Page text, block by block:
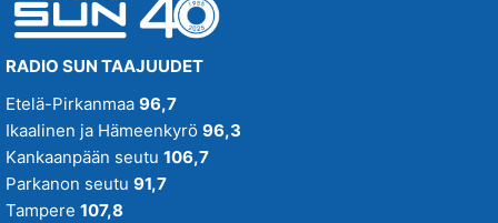
SUN Kesä
Suositus
SUN Suosikit TOP 20
Osallistu - Suositus
SUN Uusi Aamu
RADIO SUN TAAJUUDET
Etelä-Pirkanmaa 96,7
Ikaalinen ja Hämeenkyrö 96,3
Kankaanpään seutu 106,7
Parkanon seutu 91,7
Tampere 107,8